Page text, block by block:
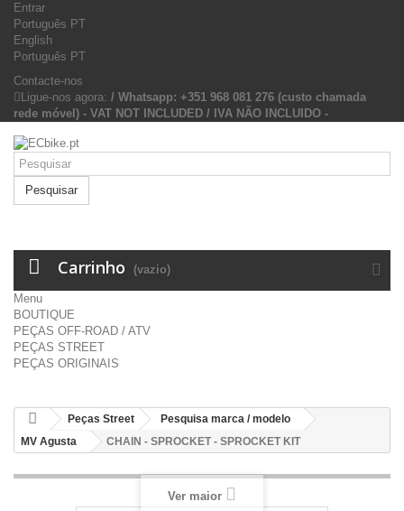
Entrar
Português PT
English
Português PT
Contacte-nos
Ligue-nos agora: / Whatsapp: +351 968 081 276 (custo chamada
rede móvel) - VAT NOT INCLUDED / IVA NÃO INCLUIDO -
Pesquisar
Carrinho (vazio)
Menu
BOUTIQUE
PEÇAS OFF-ROAD / ATV
PEÇAS STREET
PEÇAS ORIGINAIS
Peças Street
Pesquisa marca / modelo
MV Agusta
CHAIN - SPROCKET - SPROCKET KIT
Ver maior